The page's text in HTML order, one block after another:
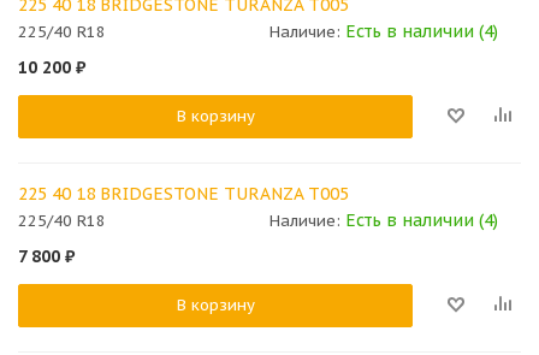
225/40 R18 Наличие: Есть в наличии (4)
10 200 ₽
В корзину
225 40 18 BRIDGESTONE TURANZA T005
225/40 R18 Наличие: Есть в наличии (4)
7 800 ₽
В корзину